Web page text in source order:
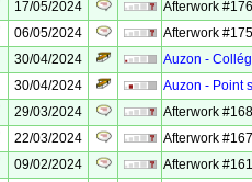
17/05/2024
Afterwork
06/05/2024
Afterwork
30/04/2024
Auzon -
30/04/2024
Auzon - Point
29/03/2024
Afterwork
22/03/2024
Afterwork
09/02/2024
Afterwork